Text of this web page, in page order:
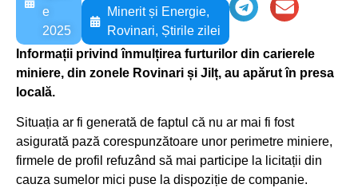
e
2025
Minerit și Energie,
Rovinari, Știrile zilei
Informații privind înmulțirea furturilor din carierele
miniere, din zonele Rovinari și Jilț, au apărut în presa
locală.
Situația ar fi generată de faptul că nu ar mai fi fost
asigurată pază corespunzătoare unor perimetre miniere,
firmele de profil refuzând să mai participe la licitații din
cauza sumelor mici puse la dispoziție de companie.